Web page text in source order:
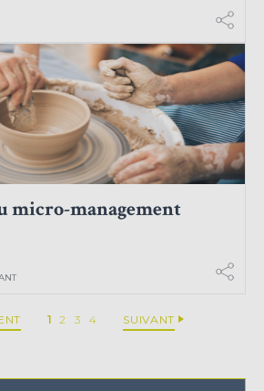
micro-management
1 2 3 4 SUIVANT